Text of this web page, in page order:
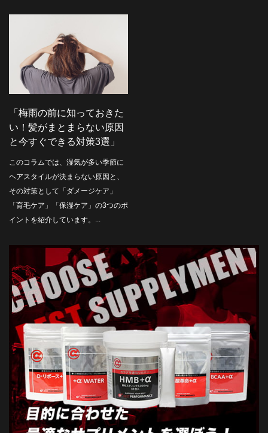
「梅雨の前に知っておきた
い！髪がまとまらない原因
と今すぐできる対策3選」
このコラムでは、湿気が多い季節に
ヘアスタイルが決まらない原因と、
その対策として「ダメージケア」
「育毛ケア」「保湿ケア」の3つのポ
イントを紹介しています。...